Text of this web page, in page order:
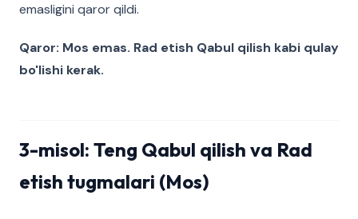
emasligini qaror qildi.
Qaror: Mos emas. Rad etish Qabul qilish kabi qulay
bo'lishi kerak.
3-misol: Teng Qabul qilish va Rad
etish tugmalari (Mos)